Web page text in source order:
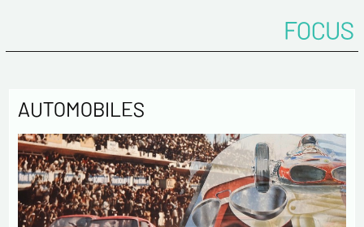
Tél.
Remarques
FOCUS
AUTOMOBILES